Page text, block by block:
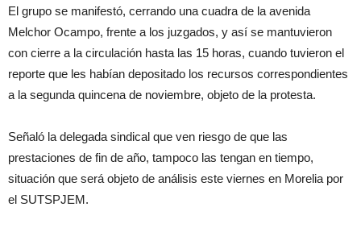
El grupo se manifestó, cerrando una cuadra de la avenida
Melchor Ocampo, frente a los juzgados, y así se mantuvieron
con cierre a la circulación hasta las 15 horas, cuando tuvieron el
reporte que les habían depositado los recursos correspondientes
a la segunda quincena de noviembre, objeto de la protesta.
Señaló la delegada sindical que ven riesgo de que las
prestaciones de fin de año, tampoco las tengan en tiempo,
situación que será objeto de análisis este viernes en Morelia por
el SUTSPJEM.